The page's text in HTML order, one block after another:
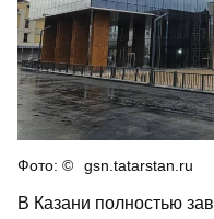
gsn.tatarstan.ru
В Казани полностью